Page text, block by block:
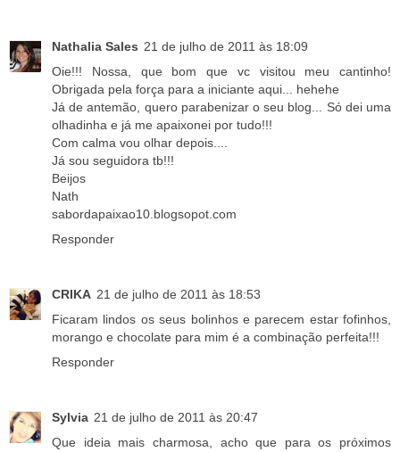
Nathalia Sales 21 de julho de 2011 às 18:09
Oie!!! Nossa, que bom que vc visitou meu cantinho!
Obrigada pela força para a iniciante aqui... hehehe
Já de antemão, quero parabenizar o seu blog... Só dei uma
olhadinha e já me apaixonei por tudo!!!
Com calma vou olhar depois....
Já sou seguidora tb!!!
Beijos
Nath
sabordapaixao10.blogsopot.com
Responder
CRIKA 21 de julho de 2011 às 18:53
Ficaram lindos os seus bolinhos e parecem estar fofinhos,
morango e chocolate para mim é a combinação perfeita!!!
Responder
Sylvia 21 de julho de 2011 às 20:47
Que ideia mais charmosa, acho que para os próximos